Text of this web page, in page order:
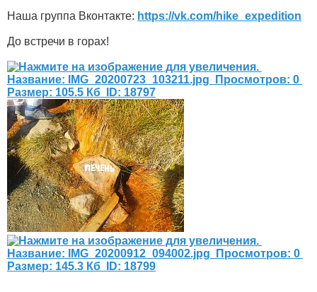
Наша группа Вконтакте: https://vk.com/hike_expedition
До встречи в горах!